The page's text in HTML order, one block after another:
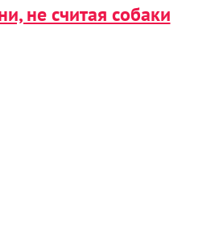
не считая собаки